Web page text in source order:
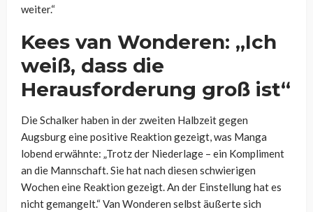
weiter.“
Kees van Wonderen: „Ich
weiß, dass die
Herausforderung groß ist“
Die Schalker haben in der zweiten Halbzeit gegen
Augsburg eine positive Reaktion gezeigt, was Manga
lobend erwähnte: „Trotz der Niederlage – ein Kompliment
an die Mannschaft. Sie hat nach diesen schwierigen
Wochen eine Reaktion gezeigt. An der Einstellung hat es
nicht gemangelt.“ Van Wonderen selbst äußerte sich